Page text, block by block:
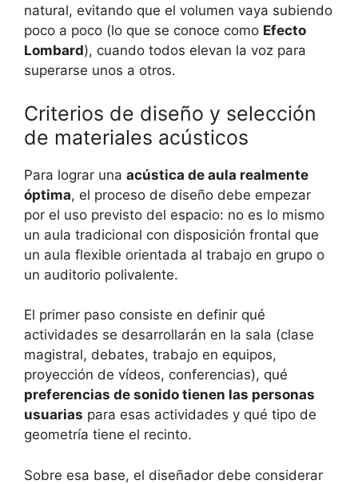
natural, evitando que el volumen vaya subiendo
poco a poco (lo que se conoce como Efecto
Lombard), cuando todos elevan la voz para
superarse unos a otros.
Criterios de diseño y selección
de materiales acústicos
Para lograr una acústica de aula realmente
óptima, el proceso de diseño debe empezar
por el uso previsto del espacio: no es lo mismo
un aula tradicional con disposición frontal que
un aula flexible orientada al trabajo en grupo o
un auditorio polivalente.
El primer paso consiste en definir qué
actividades se desarrollarán en la sala (clase
magistral, debates, trabajo en equipos,
proyección de vídeos, conferencias), qué
preferencias de sonido tienen las personas
usuarias para esas actividades y qué tipo de
geometría tiene el recinto.
Sobre esa base, el diseñador debe considerar